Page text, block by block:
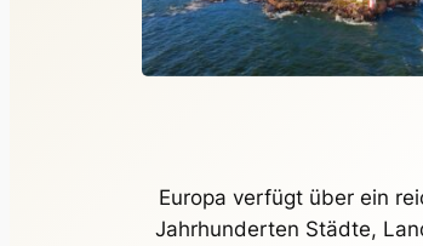
Europa verfügt über ein
Jahrhunderten Städte,